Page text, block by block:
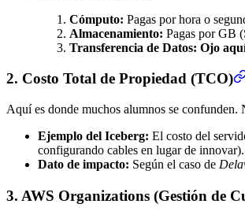
Cómputo: Pagas por hora o
Almacenamiento: Pagas por GB
Transferencia de Datos: Ojo
2. Costo Total de Propiedad (TCO)
Aquí es donde muchos alumnos se
Ejemplo del Iceberg: El costo del
configurando cables en lugar de innovar).
Dato de impacto: Según el caso de
3. AWS Organizations (Gestión de